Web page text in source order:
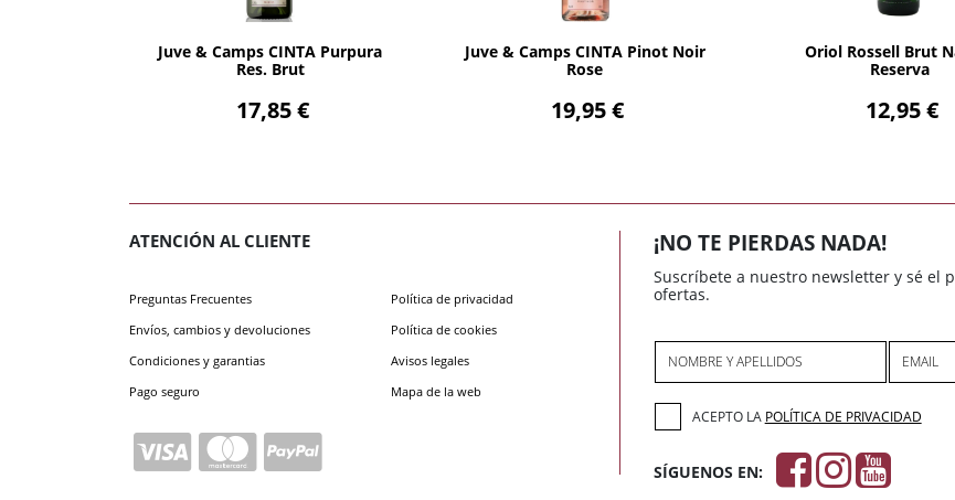
Juve & Camps CINTA Purpura
Res. Brut
17,85 €
AÑADIR
Juve & Camps CINTA Pinot Noir
Rose
19,95 €
AÑADIR
Oriol Rossell Brut
Reserva
12,95 €
AÑADIR
ATENCIÓN AL CLIENTE
Preguntas Frecuentes
Envíos, cambios y devoluciones
Condiciones y garantias
Pago seguro
Política de privacidad
Política de cookies
Avisos legales
Mapa de la web
¡NO TE PIERDAS NADA!
Suscríbete a nuestro newsletter y sé el
ofertas.
NOMBRE Y APELLIDOS EMAIL
ACEPTO LA POLÍTICA DE PRIVACIDAD
SÍGUENOS EN: